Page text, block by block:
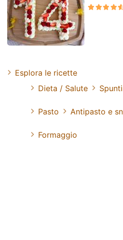
Esplora le ricette
Dieta / Salute
Pasto Antipasto e
Formaggio